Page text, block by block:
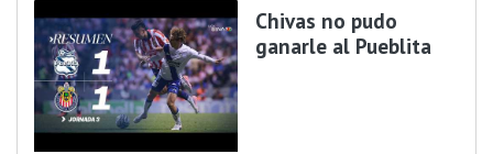
Chivas no pudo
ganarle al Pueblita